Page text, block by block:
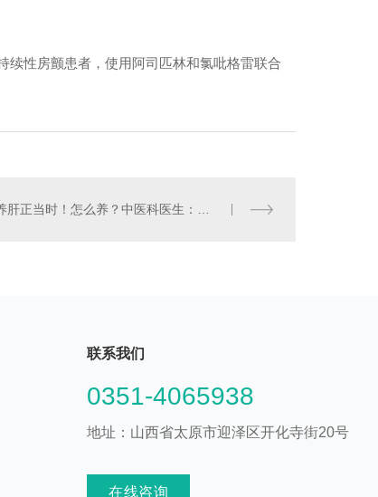
续性房颤患者，使用阿司匹林和氯吡格雷联合
春季养肝正当时！怎么养？中医科医生：方法太多，进来再说
联系我们
0351-4065938
地址：山西省太原市迎泽区开化寺街20号
在线咨询